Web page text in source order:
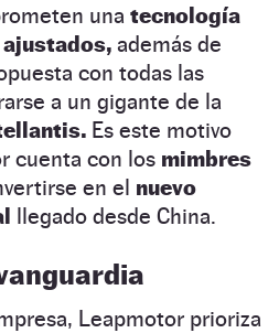
una tecnología
ajustados, además de
con todas las
a un gigante de la
Es este motivo
cuenta con los mimbres
en el nuevo
llegado desde China.
Leapmotor prioriza